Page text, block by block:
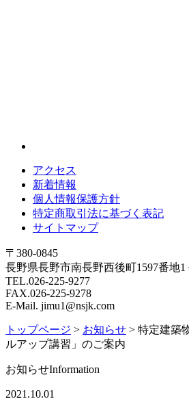
アクセス
新着情報
個人情報保護方針
特定商取引法に基づく表記
サイトマップ
〒380-0845
長野県長野市南長野西後町1597番地
TEL.026-225-9277
FAX.026-225-9278
E-Mail. jimu1@nsjk.com
トップページ > お知らせ > 特定建築
ルアップ講習」のご案内
お知らせInformation
2021.10.01